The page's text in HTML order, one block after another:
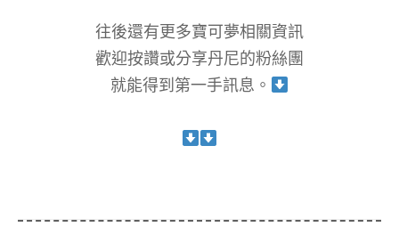
往後還有更多寶可夢相關資訊
歡迎按讚或分享丹尼的粉絲團
就能得到第一手訊息。